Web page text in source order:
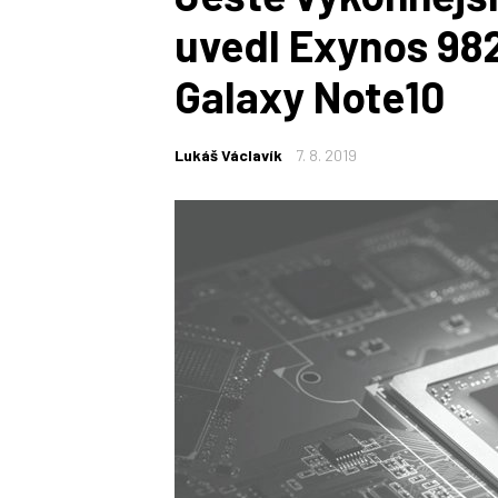
uvedl Exynos
Galaxy Note10
Lukáš Václavík 7. 8. 2019